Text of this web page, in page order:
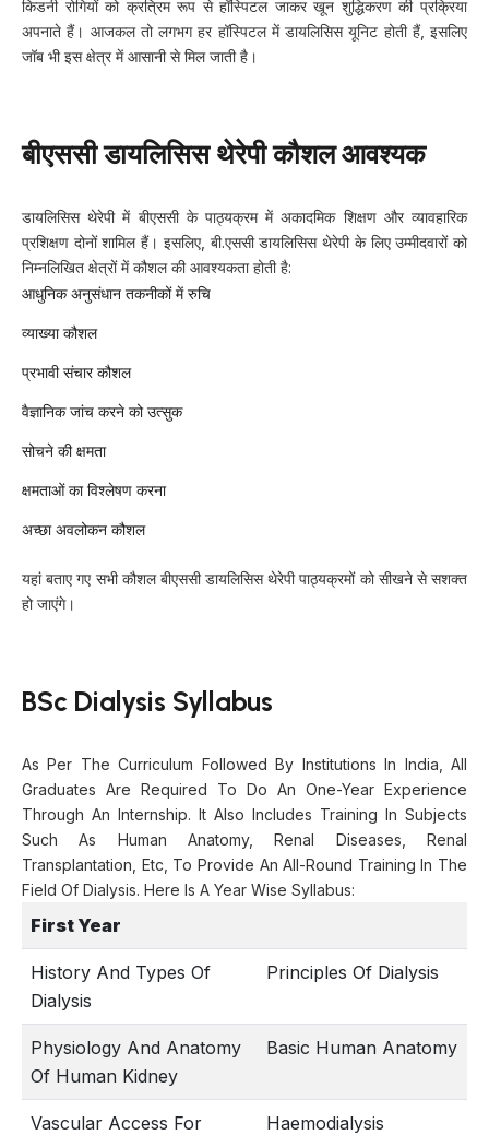
किडनी रोगियों को क्रत्रिम रूप से हॉस्पिटल जाकर खून शुद्धिकरण की प्रक्रिया
अपनाते हैं। आजकल तो लगभग हर हॉस्पिटल में डायलिसिस यूनिट होती हैं, इसलिए
जॉब भी इस क्षेत्र में आसानी से मिल जाती है।
बीएससी डायलिसिस थेरेपी कौशल आवश्यक
डायलिसिस थेरेपी में बीएससी के पाठ्यक्रम में अकादमिक शिक्षण और व्यावहारिक
प्रशिक्षण दोनों शामिल हैं। इसलिए, बी.एससी डायलिसिस थेरेपी के लिए उम्मीदवारों को
निम्नलिखित क्षेत्रों में कौशल की आवश्यकता होती है:
आधुनिक अनुसंधान तकनीकों में रुचि
व्याख्या कौशल
प्रभावी संचार कौशल
वैज्ञानिक जांच करने को उत्सुक
सोचने की क्षमता
क्षमताओं का विश्लेषण करना
अच्छा अवलोकन कौशल
यहां बताए गए सभी कौशल बीएससी डायलिसिस थेरेपी पाठ्यक्रमों को सीखने से सशक्त
हो जाएंगे।
BSc Dialysis Syllabus
As Per The Curriculum Followed By Institutions In India, All
Graduates Are Required To Do An One-Year Experience
Through An Internship. It Also Includes Training In Subjects
Such As Human Anatomy, Renal Diseases, Renal
Transplantation, Etc, To Provide An All-Round Training In The
Field Of Dialysis. Here Is A Year Wise Syllabus:
First Year
History And Types Of
Dialysis
Principles Of Dialysis
Physiology And Anatomy
Of Human Kidney
Basic Human Anatomy
Vascular Access For
Haemodialysis